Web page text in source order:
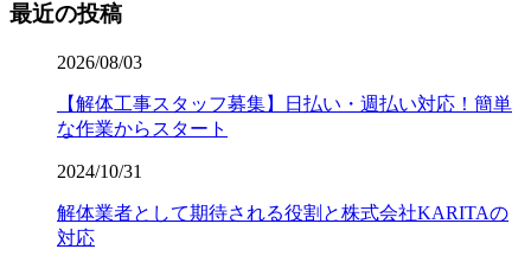
最近の投稿
2026/08/03
【解体工事スタッフ募集】日払い・週払い対応！簡単
な作業からスタート
2024/10/31
解体業者として期待される役割と株式会社KARITAの
対応